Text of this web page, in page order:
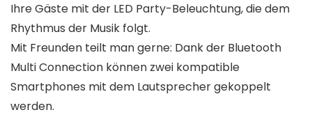
Ihre Gäste mit der LED Party-Beleuchtung, die dem
Rhythmus der Musik folgt.
Mit Freunden teilt man gerne: Dank der Bluetooth
Multi Connection können zwei kompatible
Smartphones mit dem Lautsprecher gekoppelt
werden.